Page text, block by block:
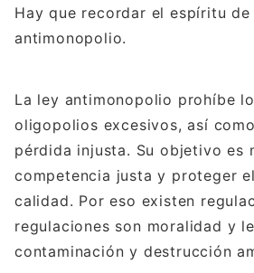
Hay que recordar el espíritu
antimonopolio.
La ley antimonopolio prohíbe
oligopolios excesivos, así
pérdida injusta. Su objetivo es
competencia justa y proteger
calidad. Por eso existen
regulaciones son moralidad y
contaminación y destrucción